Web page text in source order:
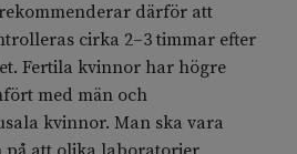
därför att
cirka 2–3 timmar efter
Fertila kvinnor har högre
med män och
kvinnor. Man ska vara